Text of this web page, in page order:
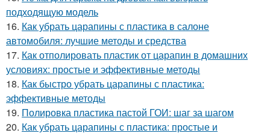
подходящую модель
16. Как убрать царапины с пластика в салоне
автомобиля: лучшие методы и средства
17. Как отполировать пластик от царапин в домашних
условиях: простые и эффективные методы
18. Как быстро убрать царапины с пластика:
эффективные методы
19. Полировка пластика пастой ГОИ: шаг за шагом
20. Как убрать царапины с пластика: простые и